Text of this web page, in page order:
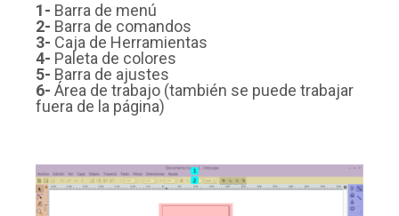
1- Barra de menú
2- Barra de comandos
3- Caja de Herramientas
4- Paleta de colores
5- Barra de ajustes
6- Área de trabajo (también se puede trabajar
fuera de la página)